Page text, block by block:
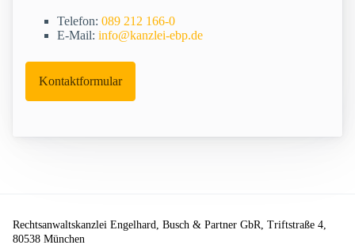
Telefon: 089 212 166-0
E-Mail: info@kanzlei-ebp.de
Kontaktformular
Rechtsanwaltskanzlei Engelhard, Busch & Partner GbR, Triftstraße 4,
80538 München